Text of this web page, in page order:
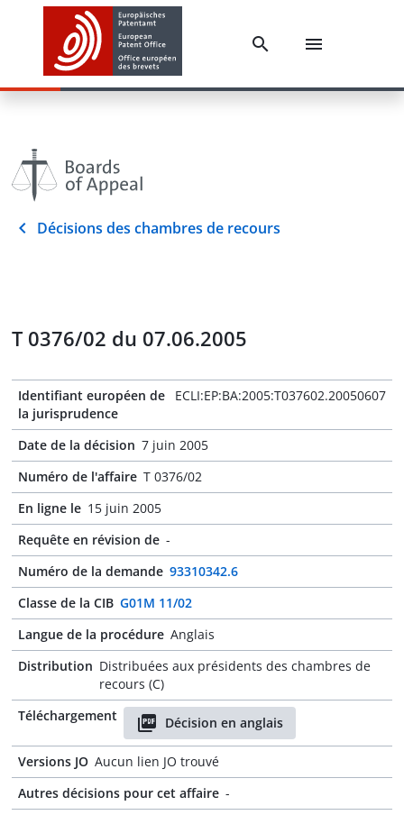
Décisions des chambres de recours
T 0376/02 du 07.06.2005
Identifiant européen de
la jurisprudence
ECLI:EP:BA:2005:T037602.20050607
Date de la décision 7 juin 2005
Numéro de l'affaire T 0376/02
En ligne le 15 juin 2005
Requête en révision de -
Numéro de la demande 93310342.6
Classe de la CIB G01M 11/02
Langue de la procédure Anglais
Distribution Distribuées aux présidents des chambres de
recours (C)
Téléchargement
Décision en anglais
Versions JO Aucun lien JO trouvé
Autres décisions pour cet affaire -